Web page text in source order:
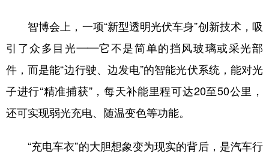
智博会上，一项“新型透明光伏车身”创新技术，吸
引了众多目光——它不是简单的挡风玻璃或采光部
件，而是能“边行驶、边发电”的智能光伏系统，能对光
子进行“精准捕获”，每天补能里程可达20至50公里，
还可实现弱光充电、随温变色等功能。
“充电车衣”的大胆想象变为现实的背后，是汽车行